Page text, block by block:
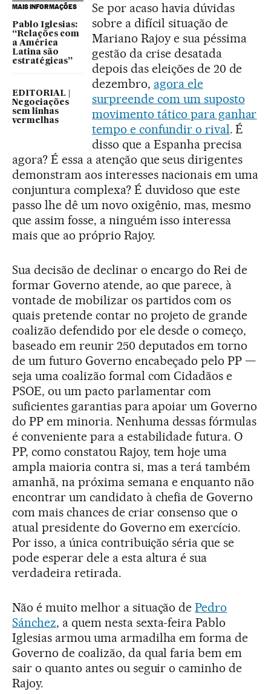
MAIS INFORMAÇÕES
Pablo Iglesias:
“Relações com
a América
Latina são
estratégicas”
EDITORIAL |
Negociações
sem linhas
vermelhas
Se por acaso havia dúvidas
sobre a difícil situação de
Mariano Rajoy e sua péssima
gestão da crise desatada
depois das eleições de 20 de
dezembro, agora ele
surpreende com um suposto
movimento tático para ganhar
tempo e confundir o rival. É
disso que a Espanha precisa
agora? É essa a atenção que seus dirigentes
demonstram aos interesses nacionais em uma
conjuntura complexa? É duvidoso que este
passo lhe dê um novo oxigênio, mas, mesmo
que assim fosse, a ninguém isso interessa
mais que ao próprio Rajoy.
Sua decisão de declinar o encargo do Rei de
formar Governo atende, ao que parece, à
vontade de mobilizar os partidos com os
quais pretende contar no projeto de grande
coalizão defendido por ele desde o começo,
baseado em reunir 250 deputados em torno
de um futuro Governo encabeçado pelo PP —
seja uma coalizão formal com Cidadãos e
PSOE, ou um pacto parlamentar com
suficientes garantias para apoiar um Governo
do PP em minoria. Nenhuma dessas fórmulas
é conveniente para a estabilidade futura. O
PP, como constatou Rajoy, tem hoje uma
ampla maioria contra si, mas a terá também
amanhã, na próxima semana e enquanto não
encontrar um candidato à chefia de Governo
com mais chances de criar consenso que o
atual presidente do Governo em exercício.
Por isso, a única contribuição séria que se
pode esperar dele a esta altura é sua
verdadeira retirada.
Não é muito melhor a situação dePedro
Sánchez, a quem nesta sexta-feira Pablo
Iglesias armou uma armadilha em forma de
Governo de coalizão, da qual faria bem em
sair o quanto antes ou seguir o caminho de
Rajoy.